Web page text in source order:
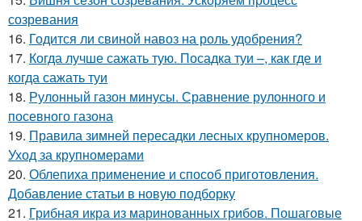
созревания
16. Годится ли свиной навоз на роль удобрения?
17. Когда лучше сажать тую. Посадка туи –, как где и
когда сажать туи
18. Рулонный газон минусы. Сравнение рулонного и
посевного газона
19. Правила зимней пересадки лесных крупномеров.
Уход за крупномерами
20. Облепиха применение и способ приготовления.
Добавление статьи в новую подборку
21. Грибная икра из маринованных грибов. Пошаговые